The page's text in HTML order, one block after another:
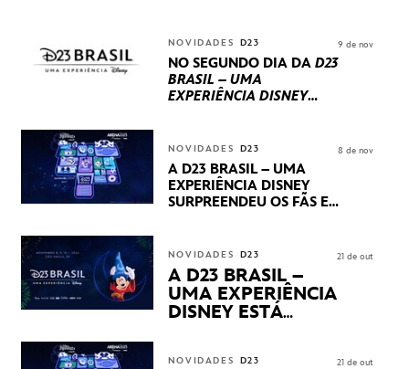
INTERNACIONAIS E
PRODUÇÕES BRASILEIRAS
NOVIDADES D23
NO SEGUNDO DIA DA D23
BRASIL – UMA
EXPERIÊNCIA DISNEY
STUDIOS REVELARAM
PRÉVIAS E NOVIDADES
DOS SEUS PRÓXIMOS
LANÇAMENTOS
9 de nov
NOVIDADES D23
A D23 BRASIL – UMA
EXPERIÊNCIA DISNEY
SURPREENDEU OS FÃS EM
APRESENTAÇÕES E
PRODUTOS EXCLUSIVOS
NO TRANSAMÉRICA EXPO
CENTER EM SÃO PAULO
8 de nov
NOVIDADES D23
A D23 BRASIL –
UMA EXPERIÊNCIA
DISNEY ESTÁ
21 de out
NOVIDADES D23 21 de out